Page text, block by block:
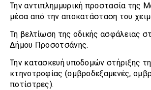
Την αντιπλημμυρική προστασία της
μέσα από την αποκατάσταση του
Τη βελτίωση της οδικής ασφάλειας
Δήμου Προσοτσάνης.
Την κατασκευή υποδομών στήριξης
κτηνοτροφίας (ομβροδεξαμενές,
ποτίστρες).